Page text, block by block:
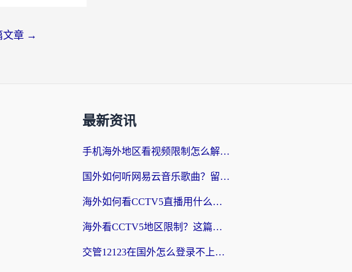
文章 →
最新资讯
手机海外地区看视频限制怎么解决？留学生亲测有效的回国加速器指南
国外如何听网易云音乐歌曲？留学生亲测有效的回国加速方案
海外如何看CCTV5直播用什么平台？2026最新指南：看欧洲杯、中超、奥运不再卡
海外看CCTV5地区限制？这篇指南帮你流畅看欧洲杯、NBA还听中文解说
交管12123在国外怎么登录不上？海外华人必看的回国加速器选择指南